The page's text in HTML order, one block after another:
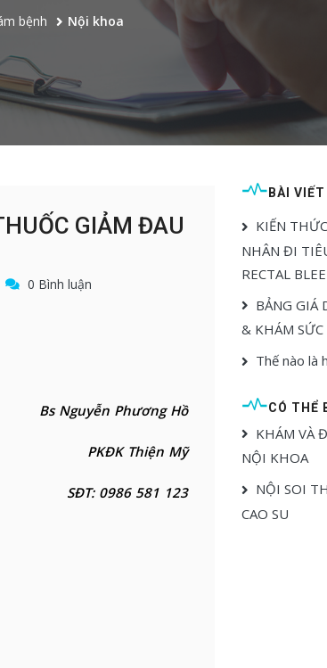
bệnh Nội khoa
GIẢM ĐAU
0 Bình luận
Bs Nguyễn Phương Hồ
PKĐK Thiện Mỹ
SĐT: 0986 581 123
BÀI
KIẾN
NHÂN ĐI
RECTAL
BẢNG GIÁ
& KHÁM
Thế nào là
CÓ THỂ
KHÁM VÀ
NỘI KHOA
NỘI SOI
CAO SU